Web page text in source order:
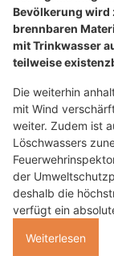
Bevölkerung wird
brennbaren
mit Trinkwasser
teilweise
Die weiterhin
mit Wind
weiter. Zudem ist
Löschwassers
der
deshalb die
verfügt ein
Weiterlesen